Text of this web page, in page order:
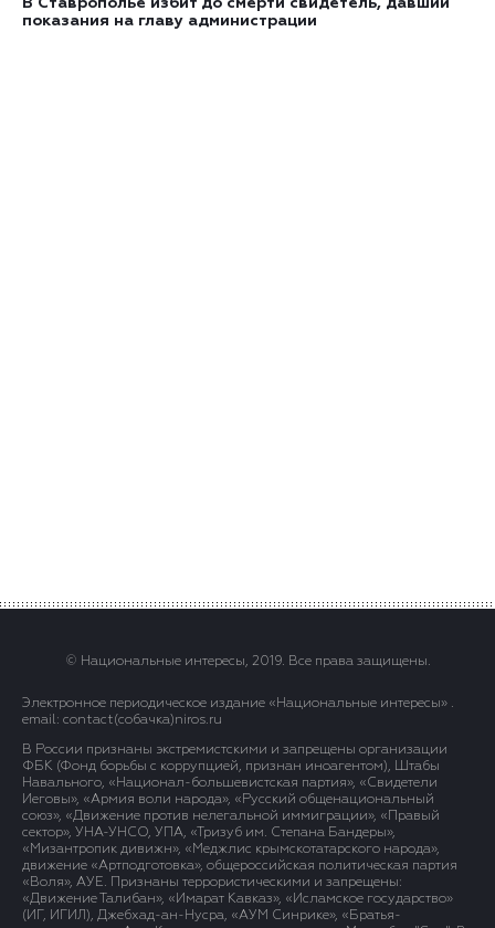
В Ставрополье избит до смерти свидетель, давший
показания на главу администрации
© Национальные интересы, 2019. Все права защищены.
Электронное периодическое издание «Национальные интересы» .
email: contact(сoбaчка)niros.ru
В России признаны экстремистскими и запрещены организации
ФБК (Фонд борьбы с коррупцией, признан иноагентом), Штабы
Навального, «Национал-большевистская партия», «Свидетели
Иеговы», «Армия воли народа», «Русский общенациональный
союз», «Движение против нелегальной иммиграции», «Правый
сектор», УНА-УНСО, УПА, «Тризуб им. Степана Бандеры»,
«Мизантропик дивижн», «Меджлис крымскотатарского народа»,
движение «Артподготовка», общероссийская политическая партия
«Воля», АУЕ. Признаны террористическими и запрещены:
«Движение Талибан», «Имарат Кавказ», «Исламское государство»
(ИГ, ИГИЛ), Джебхад-ан-Нусра, «АУМ Синрике», «Братья-